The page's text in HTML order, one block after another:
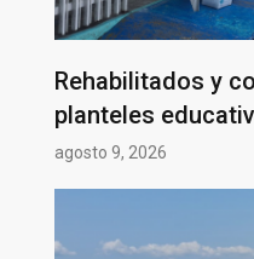
Rehabilitados y
planteles
agosto 9, 2026